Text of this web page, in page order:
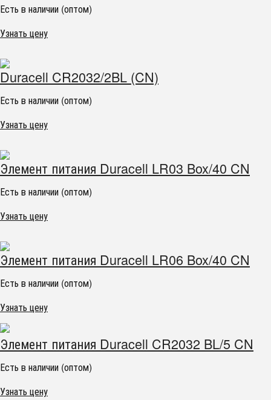
Есть в наличии (оптом)
Узнать цену
Duracell CR2032/2BL (CN)
Есть в наличии (оптом)
Узнать цену
Элемент питания Duracell LR03 Box/40 CN
Есть в наличии (оптом)
Узнать цену
Элемент питания Duracell LR06 Box/40 CN
Есть в наличии (оптом)
Узнать цену
Элемент питания Duracell CR2032 BL/5 CN
Есть в наличии (оптом)
Узнать цену